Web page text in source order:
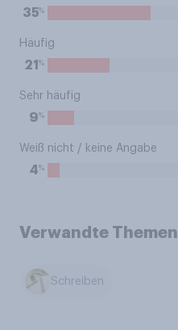
35%
Häufig
21 %
Sehr häufig
9%
Weiß nicht / keine Angabe
4%
Verwandte Themen
Schreiben